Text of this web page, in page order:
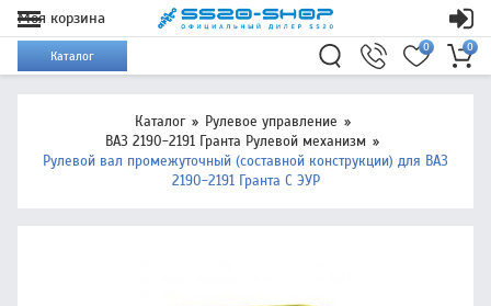
Моя корзина
Каталог
0
0
Каталог
Рулевое управление
ВАЗ 2190-2191 Гранта Рулевой механизм
Рулевой вал промежуточный (составной конструкции) для ВАЗ
2190-2191 Гранта С ЭУР